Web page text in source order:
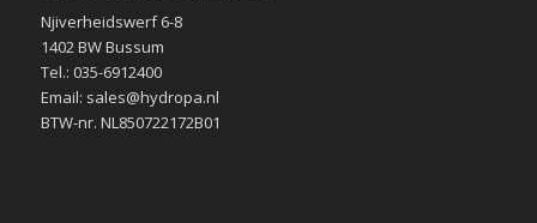
Njiverheidswerf 6-8
1402 BW Bussum
Tel.: 035-6912400
Email: sales@hydropa.nl
BTW-nr. NL850722172B01